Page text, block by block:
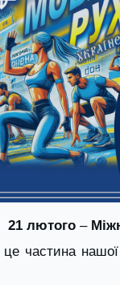
21 лютого –
частина